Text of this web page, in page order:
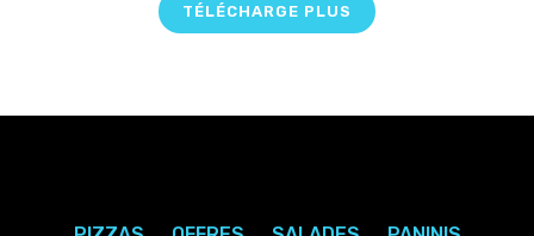
TÉLÉCHARGE PLUS